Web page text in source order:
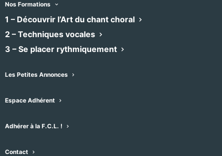
Nos Formations
1 – Découvrir l’Art du chant choral
2 – Techniques vocales
3 – Se placer rythmiquement
Les Petites Annonces
Espace Adhérent
Adhérer à la F.C.L. !
Contact
Les muses en concert